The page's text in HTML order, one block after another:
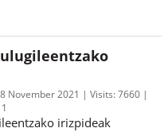
November 2021 Visits:7660
1
irizpideak